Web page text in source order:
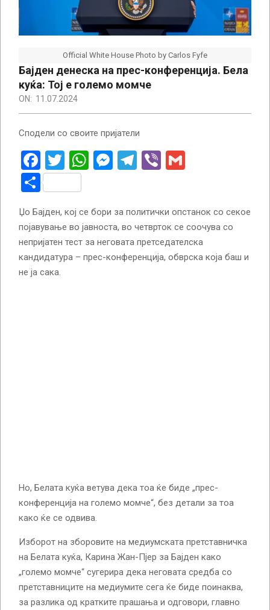
Official White House Photo by Carlos Fyfe
Бајден денеска на прес-конференција. Бела
куќа: Тој е големо момче
ON: 11.07.2024
Сподели со своите пријатели
Facebook
Twitter
WhatsApp
Messenger
Telegram
Viber
Share
Џо Бајден, кој се бори за политички опстанок со секое
појавување во јавноста, во четврток се соочува со
непријатен тест за неговата претседателска
кандидатура – прес-конференција, обврска која баш и
не ја сака.
Но, Белата куќа ветува дека тоа ќе биде „прес-
конференција на големо момче“, без детали за тоа
како ќе се одвива.
Изборот на зборовите на медиумската претставничка
на Белата куќа, Карина Жан-Пјер за Бајден како
„големо момче“ сугерира дека неговата средба со
претставниците на медиумите сега ќе биде поинаква,
за разлика од кратките прашања и одговори, главно